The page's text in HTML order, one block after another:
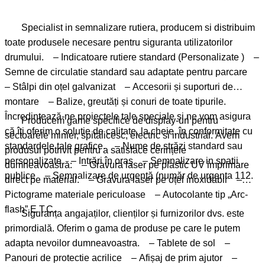
toate produsele necesare pentru siguranta utilizatorilor
drumului. – Indicatoare rutiere standard (Personalizate ) –
Semne de circulatie standard sau adaptate pentru parcare
– Stâlpi din oțel galvanizat – Accesorii și suporturi de
montare – Balize, greutăți și conuri de toate tipurile.
Încredințează-ne proiectele tale speciale și ne vom asigura
că îți oferim o soluție de calitate, la cheie, în conformitate cu
standardele tale grafice. – Nume de străzi standard sau
personalizate – Intrări în oraș – Semnalizare in spatii
publice – Semnalizare de urgență (număr de urgenta 112.
Producem game specifice de display-uri pentru
sectoarele minier, spitalicesc, electric si industrial. Avem
produsul potrivit pentru a satisface cerințele
dumneavoastră: – Gravura laser pe plastic UV imprimare
direct pe material. – Gravura laser pe oțel inoxidabil –
Pictograme materiale periculoase – Autocolante tip „Arc-
flash”.E.T.C.
Siguranța angajaților, clienților și furnizorilor dvs. este
primordială. Oferim o gama de produse pe care le putem
adapta nevoilor dumneavoastra. – Tablete de sol –
Panouri de protectie acrilice – Afișaj de prim ajutor –